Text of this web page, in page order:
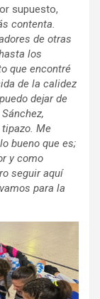
supuesto,
contenta.
de otras
los
que encontré
de la calidez
dejar de
Me
bueno que es;
y como
seguir aquí
para la